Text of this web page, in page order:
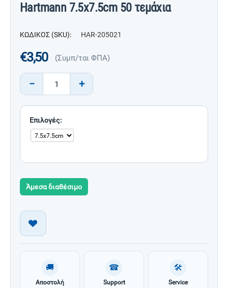
Hartmann 7.5x7.5cm 50 τεμάχια
ΚΩΔΙΚΟΣ (SKU): HAR-205021
€3,50 (Συμπ/ται ΦΠΑ)
+
−
Επιλογές:
Άμεσα διαθέσιμο
🚚
Αποστολή
☎
Support
🛠
Service